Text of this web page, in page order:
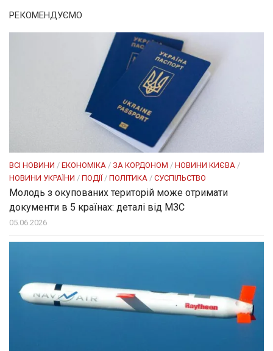
РЕКОМЕНДУЄМО
ВСІ НОВИНИ / ЕКОНОМІКА / ЗА КОРДОНОМ / НОВИНИ КИЄВА /
НОВИНИ УКРАЇНИ / ПОДІЇ / ПОЛІТИКА / СУСПІЛЬСТВО
Молодь з окупованих територій може отримати
документи в 5 країнах: деталі від МЗС
05.06.2026